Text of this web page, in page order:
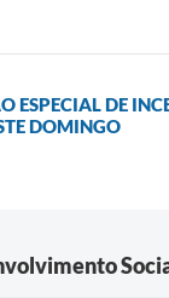
ESPECIAL DE
DOMINGO